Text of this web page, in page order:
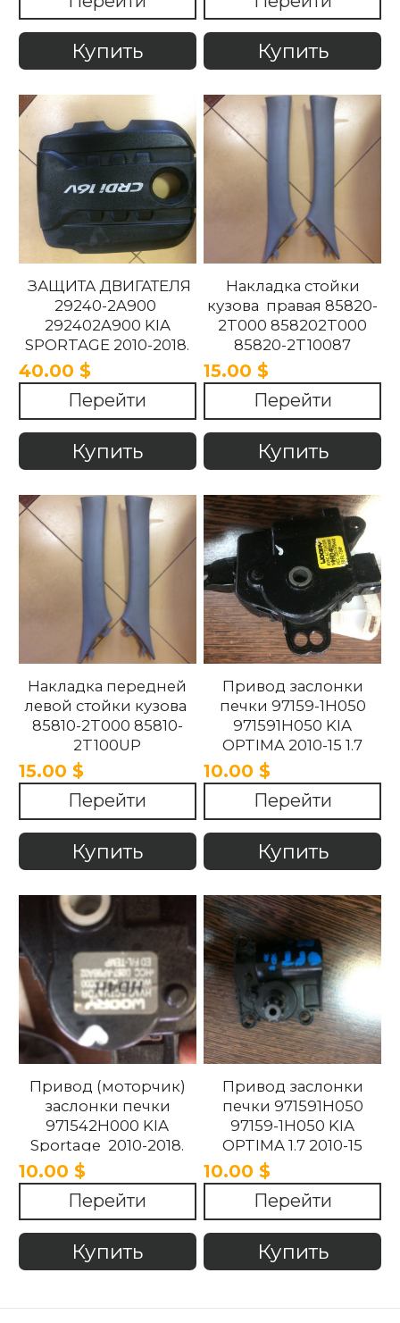
Купить Купить
ЗАЩИТА ДВИГАТЕЛЯ
29240-2A900
292402A900 KIA
SPORTAGE 2010-2018.
40.00 $
Перейти
Купить
Накладка стойки
кузова правая 85820-
2T000 858202T000
85820-2T10087
858202T10087 85820-
2T100UP
858202T100UP Kia
Optima 2010 -2015
15.00 $
Перейти
Купить
Накладка передней
левой стойки кузова
85810-2T000 85810-
2T100UP
858102T100UP
858102T000 Kia
Optima 2010 -2015.
15.00 $
Перейти
Купить
Привод заслонки
печки 97159-1H050
971591H050 KIA
OPTIMA 2010-15 1.7
10.00 $
Перейти
Купить
Привод (моторчик)
заслонки печки
971542H000 KIA
Sportage 2010-2018.
10.00 $
Перейти
Купить
Привод заслонки
печки 971591H050
97159-1H050 KIA
OPTIMA 1.7 2010-15
10.00 $
Перейти
Купить